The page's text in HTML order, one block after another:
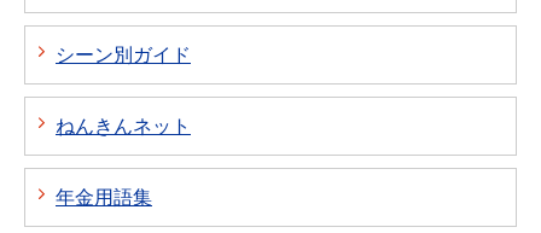
シーン別ガイド
ねんきんネット
年金用語集